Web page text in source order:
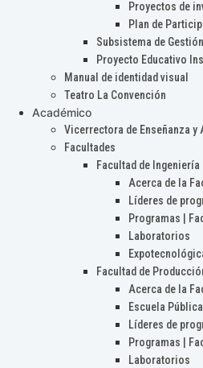
Proyectos de
Plan de
Subsistema de
Proyecto Educativo
Manual de identidad visual
Teatro La Convención
Académico
Vicerrectora de Enseñanza y
Facultades
Facultad de Ingeniería
Acerca de la
Líderes de
Programas |
Laboratorios
Facultad de
Acerca de la
Escuela
Líderes de
Programas |
Laboratorios